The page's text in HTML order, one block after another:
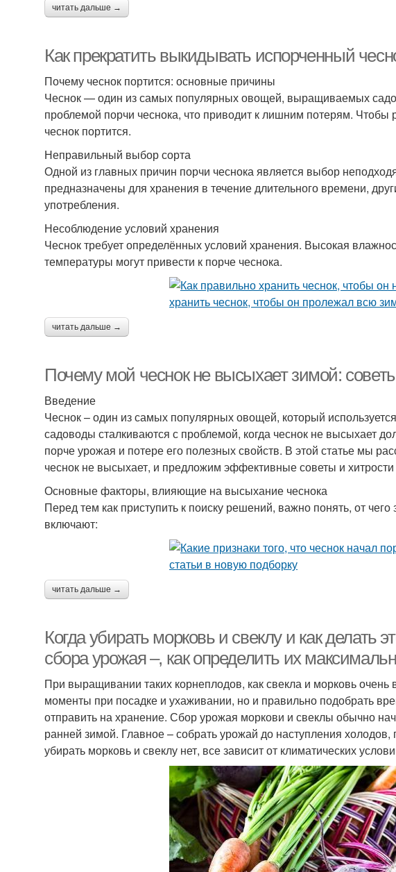
читать дальше →
Как прекратить выкидывать испорченный
Почему чеснок портится: основные причины
Чеснок — один из самых популярных овощей, выращиваемых
проблемой порчи чеснока, что приводит к лишним потерям.
чеснок портится.
Неправильный выбор сорта
Одной из главных причин порчи чеснока является выбор
предназначены для хранения в течение длительного времени,
употребления.
Несоблюдение условий хранения
Чеснок требует определённых условий хранения. Высокая
температуры могут привести к порче чеснока.
читать дальше →
Почему мой чеснок не высыхает зимой:
Введение
Чеснок – один из самых популярных овощей, который
садоводы сталкиваются с проблемой, когда чеснок не высыхает
порче урожая и потере его полезных свойств. В этой статье мы
чеснок не высыхает, и предложим эффективные советы и
Основные факторы, влияющие на высыхание чеснока
Перед тем как приступить к поиску решений, важно понять, от
включают:
читать дальше →
Когда убирать морковь и свеклу и как делать
сбора урожая –, как определить их
При выращивании таких корнеплодов, как свекла и морковь очень
моменты при посадке и ухаживании, но и правильно подобрать
отправить на хранение. Сбор урожая моркови и свеклы обычно
ранней зимой. Главное – собрать урожай до наступления холодов,
убирать морковь и свеклу нет, все зависит от климатических